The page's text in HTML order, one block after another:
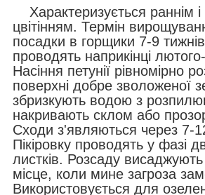
Характеризується раннім
цвітінням. Термін
посадки в горщики 7-9
проводять наприкінці
Насіння петунії рівномірно
поверхні добре зволоженої
збризкують водою з
накривають склом або
Сходи з'являються через 7-
Пікіровку проводять у фазі
листків. Розсаду висаджують
місце, коли мине загроза
Використовується для